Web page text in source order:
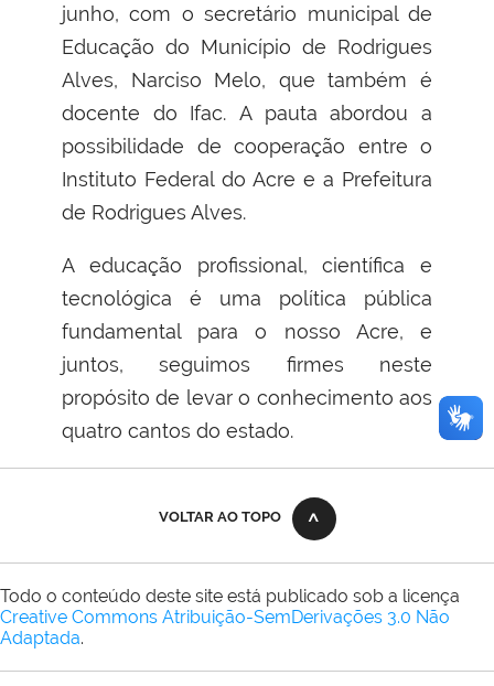
junho, com o secretário municipal de
Educação do Município de Rodrigues
Alves, Narciso Melo, que também é
docente do Ifac. A pauta abordou a
possibilidade de cooperação entre o
Instituto Federal do Acre e a Prefeitura
de Rodrigues Alves.
A educação profissional, científica e
tecnológica é uma política pública
fundamental para o nosso Acre, e
juntos, seguimos firmes neste
propósito de levar o conhecimento aos
quatro cantos do estado.
VOLTAR AO TOPO
Todo o conteúdo deste site está publicado sob a licença
Creative Commons Atribuição-SemDerivações 3.0 Não
Adaptada.